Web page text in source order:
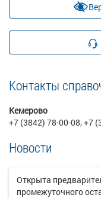
Контакты
Кемерово
+7 (3842) 78-00-08, +7
Новости
Открыта
промежуточного